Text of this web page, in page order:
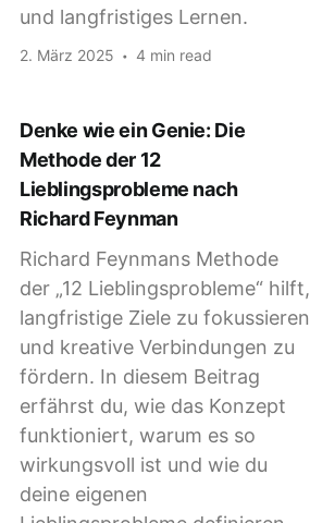
und langfristiges Lernen.
2. März 2025 4 min read
Denke wie ein Genie: Die
Methode der 12
Lieblingsprobleme nach
Richard Feynman
Richard Feynmans Methode
der „12 Lieblingsprobleme“ hilft,
langfristige Ziele zu fokussieren
und kreative Verbindungen zu
fördern. In diesem Beitrag
erfährst du, wie das Konzept
funktioniert, warum es so
wirkungsvoll ist und wie du
deine eigenen